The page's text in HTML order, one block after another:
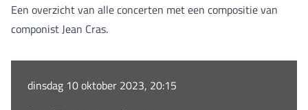
Een overzicht van alle concerten met een compositie van
componist Jean Cras.
dinsdag 10 oktober 2023, 20:15